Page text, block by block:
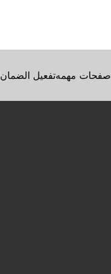
تفعيل الضمانصفحات مهمه